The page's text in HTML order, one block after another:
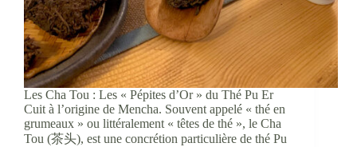
Les Cha Tou : Les « Pépites d’Or » du Thé Pu Er
Cuit à l’origine de Mencha. Souvent appelé « thé en
grumeaux » ou littéralement « têtes de thé », le Cha
Tou (茶头), est une concrétion particulière de thé Pu